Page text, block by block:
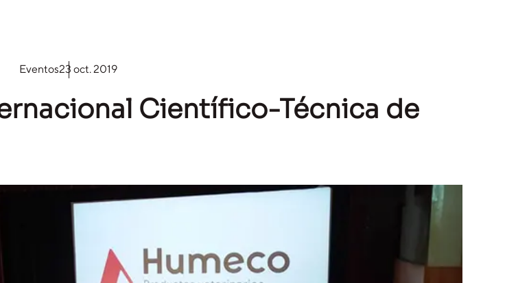
Eventos23 oct. 2019
Científico-Técnica de